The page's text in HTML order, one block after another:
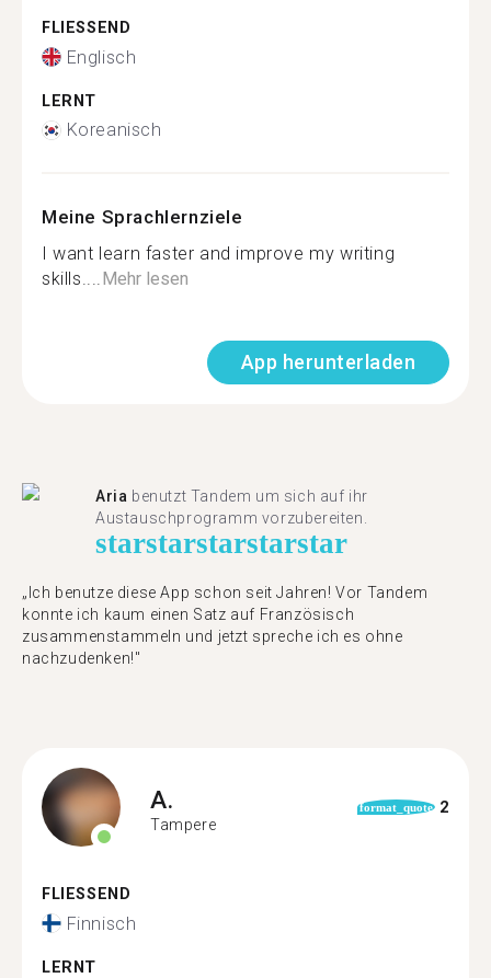
FLIESSEND
Englisch
LERNT
Koreanisch
Meine Sprachlernziele
I want learn faster and improve my writing
skills....Mehr lesen
App herunterladen
Aria benutzt Tandem um sich auf ihr
Austauschprogramm vorzubereiten.
starstarstarstarstar
„Ich benutze diese App schon seit Jahren! Vor Tandem
konnte ich kaum einen Satz auf Französisch
zusammenstammeln und jetzt spreche ich es ohne
nachzudenken!"
A.
Tampere
format_quote 2
FLIESSEND
Finnisch
LERNT